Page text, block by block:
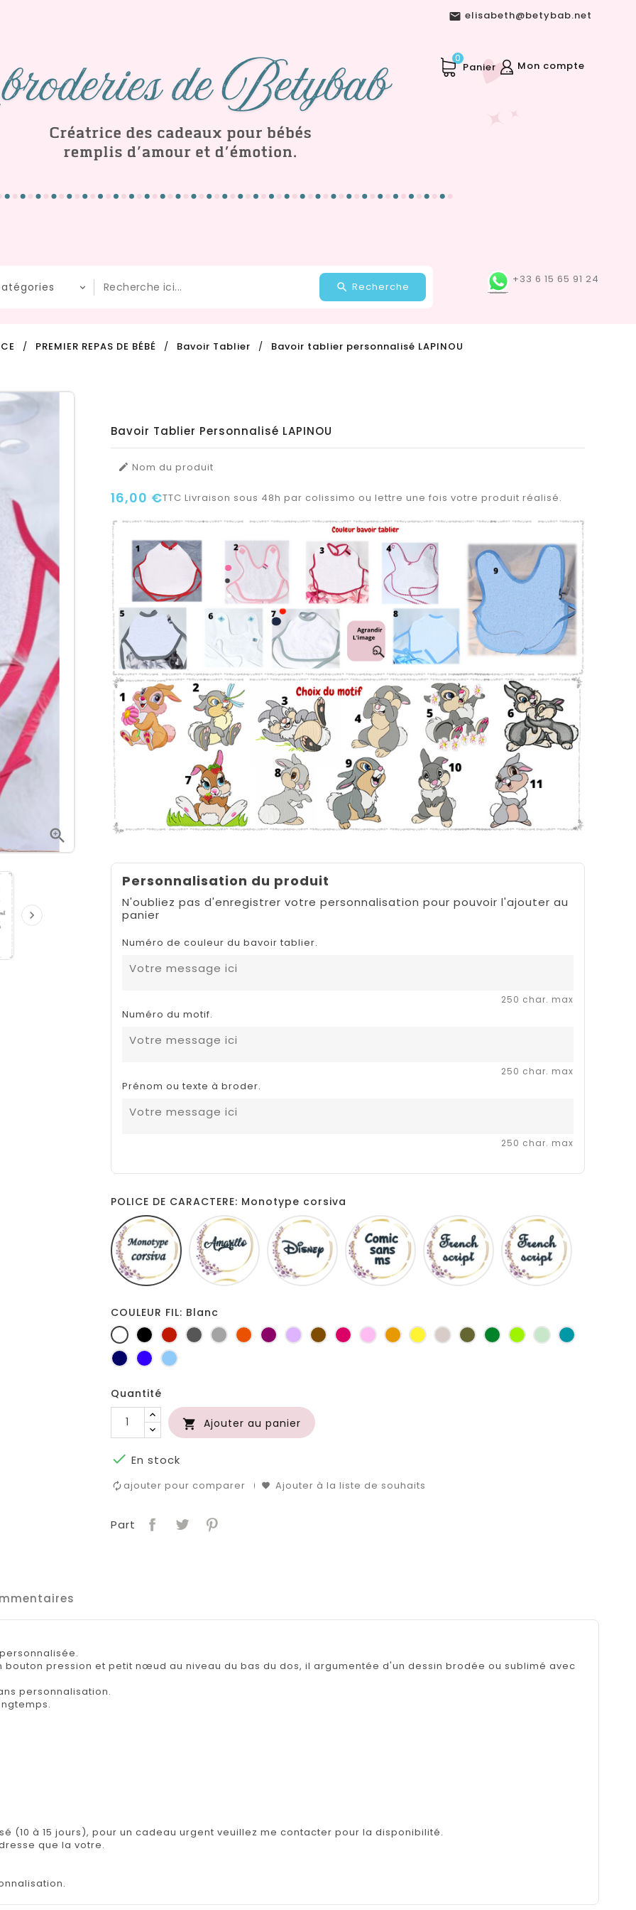
 elisabeth@betybab.net
Mon compte
Panier
0
+33 6 15 65 91 24
Recherche
PREMIER REPAS DE BÉBÉ Bavoir Tablier Bavoir tablier personnalisé LAPINOU


Bavoir Tablier Personnalisé LAPINOU
 Nom du produit
16,00 €TTC Livraison sous 48h par colissimo ou lettre une fois votre produit réalisé.
Personnalisation du produit
N'oubliez pas d'enregistrer votre personnalisation pour pouvoir l'ajouter au
panier
Numéro de couleur du bavoir tablier.
250 char. max
Numéro du motif.
250 char. max
Prénom ou texte à broder.
250 char. max
POLICE DE CARACTERE: Monotype corsiva
Monotype
corsiva
Amarillo Disney
Comic
sans
ms
French
script
COULEUR FIL: Blanc
BlancNoir RougeGris
foncé
Gris
clair
Orange
PruneLilasMarronFuchsia
RoseJaune
d'or
jauneFicelleKaki Vert
bouteille
Anis Vert
d'eau
Turquoise
MarineBleu
roi
Bleu
Quantité
 Ajouter au panier
 En stock
ajouter pour comparer Ajouter à la liste de souhaits
Part
pression et petit nœud au niveau du bas du dos, il argumentée d'un dessin brodée ou sublimé avec
personnalisation.
(10 à 15 jours), pour un cadeau urgent veuillez me contacter pour la disponibilité.
que la votre.